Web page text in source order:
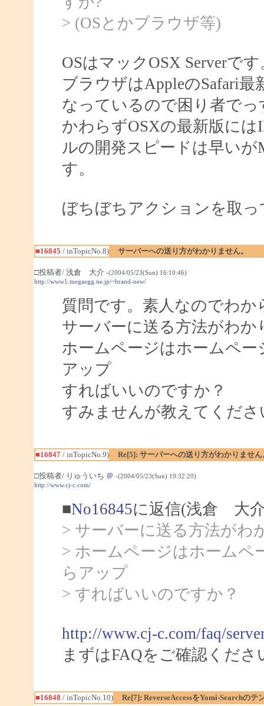
> (OSとかブラウザ等)
OSはマックOSX Serverです
ブラウザはAppleのSafari
なっているので困り者で
かわらずOSXの最新版に
ルの開発スピードは早い
す。
ぼちぼちアクションを取
■16845 / inTopicNo.8) サーバーへの送り方がわかりません。
□投稿者/ 浅倉 大介 -(2004/05/23(Sun) 16:10:46)
http://www1.megaegg.ne.jp/~brand-new/
質問です。素人なのでわ
サーバーに送る方法がわか
ホームページはホームペ
アップ
すればいいのですか？
すみませんが教えてくださ
■16847/ inTopicNo.9) Re[5]: サーバーへの送り方がわかりません
□投稿者/ りゅういち ＠ -(2004/05/23(Sun) 19:32:20)
http://www.cj-c.com/
■No16845に返信(浅倉 大
> サーバーに送る方法がわ
> ホームページはホームペ
らアップ
> すればいいのですか？
http://www.cj-c.com/faq/
まずはFAQをご確認くださ
■16848 / inTopicNo.10) Re[7]: ReverseAccessをYomi-Searchのテ